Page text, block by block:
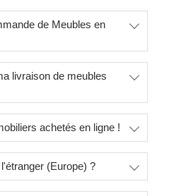
de Meubles en
livraison de meubles
achetés en ligne !
(Europe) ?